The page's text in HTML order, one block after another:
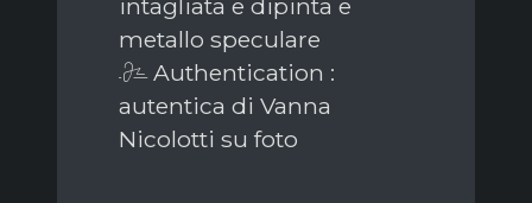
metallo speculare
Authentication :
autentica di Vanna
Nicolotti su foto